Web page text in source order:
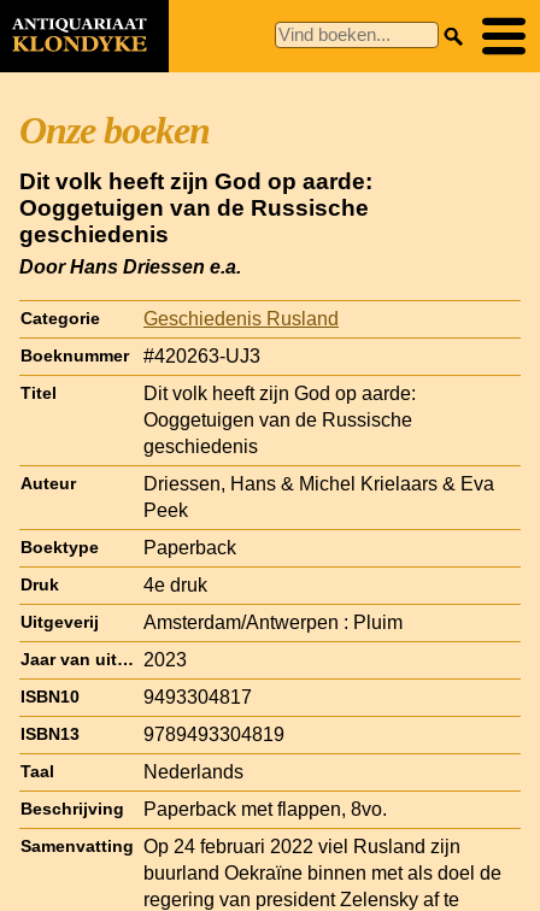
Onze boeken
Dit volk heeft zijn God op aarde:
Ooggetuigen van de Russische
geschiedenis
Door Hans Driessen e.a.
Categorie Geschiedenis Rusland
Boeknummer #420263-UJ3
Titel
Dit volk heeft zijn God op aarde:
Ooggetuigen van de Russische
geschiedenis
Auteur
Driessen, Hans & Michel Krielaars & Eva
Peek
Boektype Paperback
Druk 4e druk
Uitgeverij Amsterdam/Antwerpen : Pluim
Jaar van uitgave 2023
ISBN10 9493304817
ISBN13 9789493304819
Taal Nederlands
Beschrijving Paperback met flappen, 8vo.
Samenvatting Op 24 februari 2022 viel Rusland zijn
buurland Oekraïne binnen met als doel de
regering van president Zelensky af te